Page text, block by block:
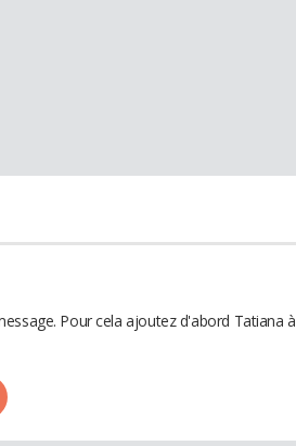
Pour cela ajoutez d'abord Tatiana à